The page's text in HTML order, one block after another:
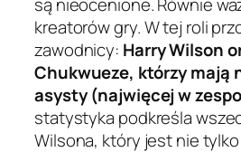
kreatorów gry. W tej roli
zawodnicy: Harry Wilson
Chukwueze, którzy mają
asysty (najwięcej w
statystyka podkreśla
Wilsona, który jest nie